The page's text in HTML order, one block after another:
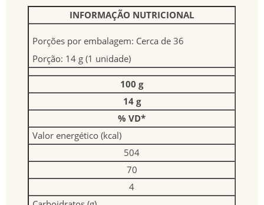
INFORMAÇÃO NUTRICIONAL
Porções por embalagem: Cerca de 36
Porção: 14 g (1 unidade)
100 g
14 g
% VD*
Valor energético (kcal)
504
70
4